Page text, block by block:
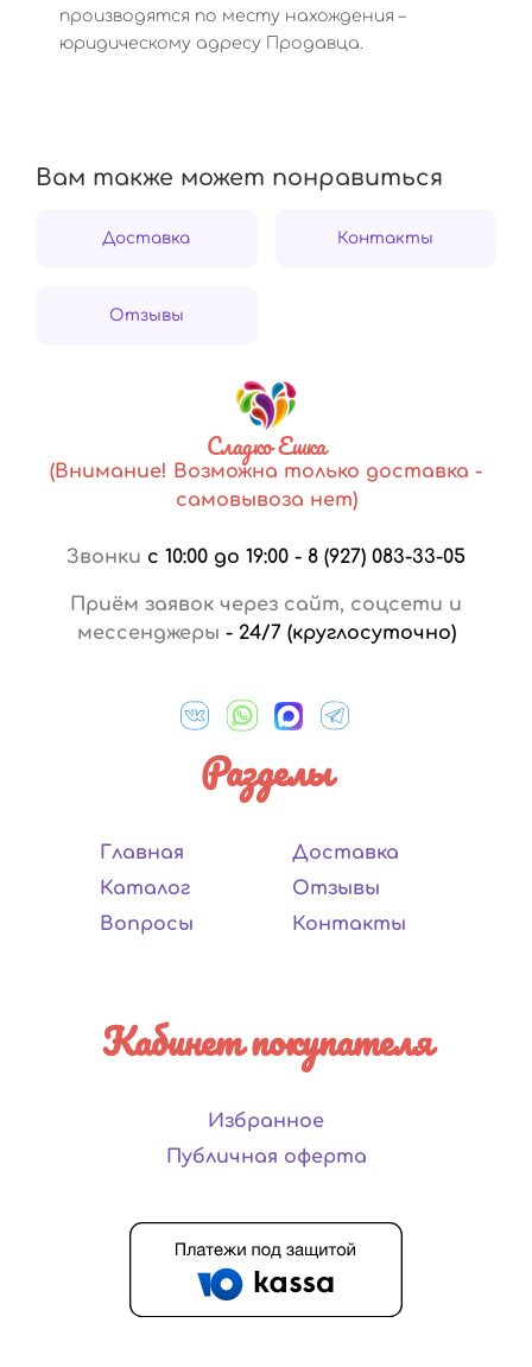
производятся по месту нахождения –
юридическому адресу Продавца.
Вам также может понравиться
Доставка Контакты
Отзывы
Сладко Ешка
(Внимание! Возможна только доставка -
самовывоза нет)
Звонки с 10:00 до 19:00 - 8 (927) 083-33-05
Приём заявок через сайт, соцсети и
мессенджеры - 24/7 (круглосуточно)
Разделы
Главная
Каталог
Вопросы
Доставка
Отзывы
Контакты
Кабинет покупателя
Избранное
Публичная оферта